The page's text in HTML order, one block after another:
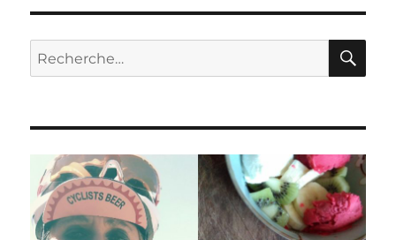
Recherche
pour :